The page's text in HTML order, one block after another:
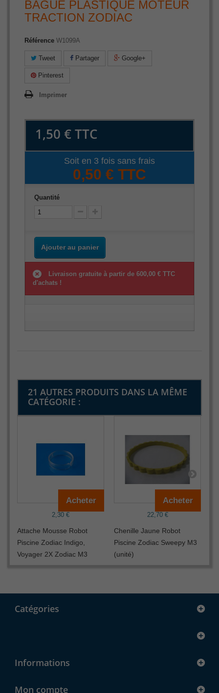
BAGUE PLASTIQUE MOTEUR
TRACTION ZODIAC
Référence W1099A
Tweet Partager Google+
Pinterest
Imprimer
1,50 €TTC
Soit en 3 fois sans frais
0,50 € TTC
Quantité
Ajouter au panier
Livraison gratuite à partir de 600,00 € TTC
d'achats !
21 AUTRES PRODUITS DANS LA MÊME
CATÉGORIE :
2,30 €
Acheter
Attache Mousse Robot
Piscine Zodiac Indigo,
Voyager 2X Zodiac M3
22,70 €
Acheter
Chenille Jaune Robot
Piscine Zodiac Sweepy M3
(unité)
Catégories
Informations
Mon compte